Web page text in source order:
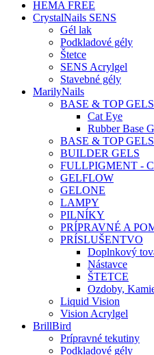
HEMA FREE
CrystalNails SENS
Gél lak
Podkladové gély
Štetce
SENS Acrylgel
Stavebné gély
MarilyNails
BASE & TOP
Cat Eye
Rubber Base
BASE & TOP
BUILDER GELS
FULLPIGMENT -
GELFLOW
GELONE
LAMPY
PILNÍKY
PRÍPRAVNÉ A
PRÍSLUŠENTVO
Doplnkový
Nástavce
ŠTETCE
Ozdoby,
Liquid Vision
Vision Acrylgel
BrillBird
Prípravné tekutiny
Podkladové gély